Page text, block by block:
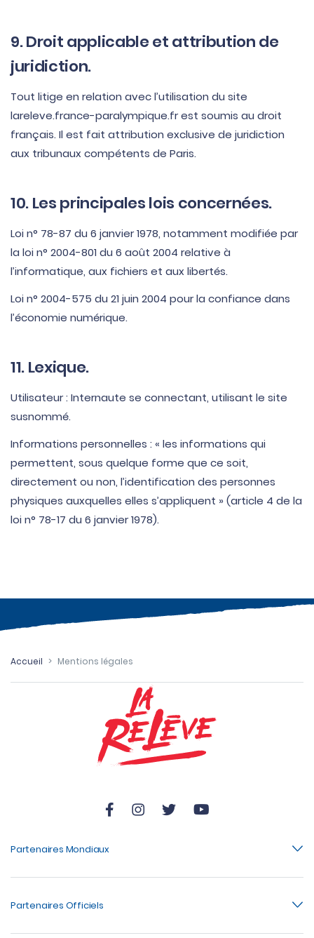
9. Droit applicable et attribution de
juridiction.
Tout litige en relation avec l’utilisation du site
lareleve.france-paralympique.fr est soumis au droit
français. Il est fait attribution exclusive de juridiction
aux tribunaux compétents de Paris.
10. Les principales lois concernées.
Loi n° 78-87 du 6 janvier 1978, notamment modifiée par
la loi n° 2004-801 du 6 août 2004 relative à
l’informatique, aux fichiers et aux libertés.
Loi n° 2004-575 du 21 juin 2004 pour la confiance dans
l’économie numérique.
11. Lexique.
Utilisateur : Internaute se connectant, utilisant le site
susnommé.
Informations personnelles : « les informations qui
permettent, sous quelque forme que ce soit,
directement ou non, l’identification des personnes
physiques auxquelles elles s’appliquent » (article 4 de la
loi n° 78-17 du 6 janvier 1978).
Accueil > Mentions légales
Partenaires Mondiaux
Partenaires Officiels